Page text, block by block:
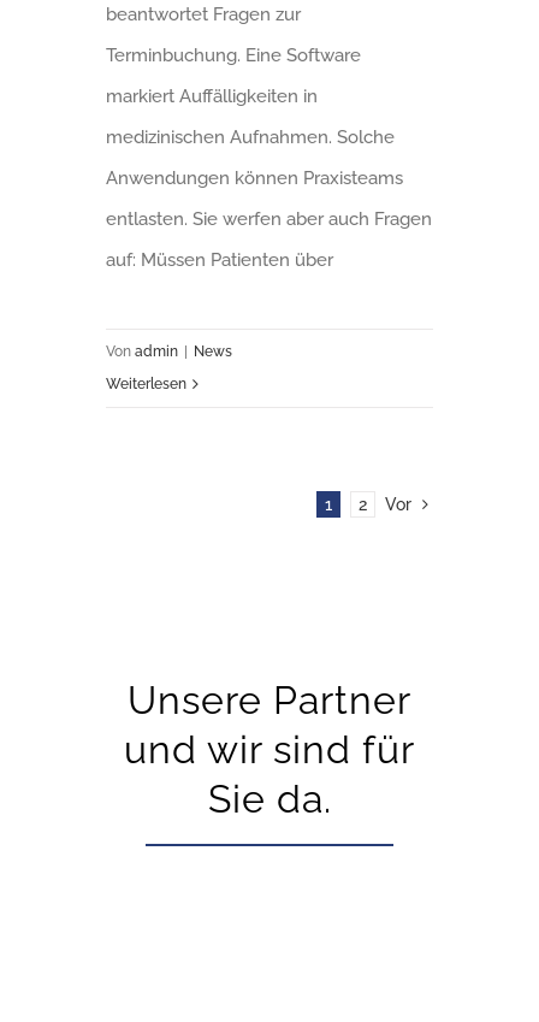
beantwortet Fragen zur
Terminbuchung. Eine Software
markiert Auffälligkeiten in
medizinischen Aufnahmen. Solche
Anwendungen können Praxisteams
entlasten. Sie werfen aber auch Fragen
auf: Müssen Patienten über
Vonadmin | News
Weiterlesen
1 2 Vor
Unsere Partner
und wir sind für
Sie da.